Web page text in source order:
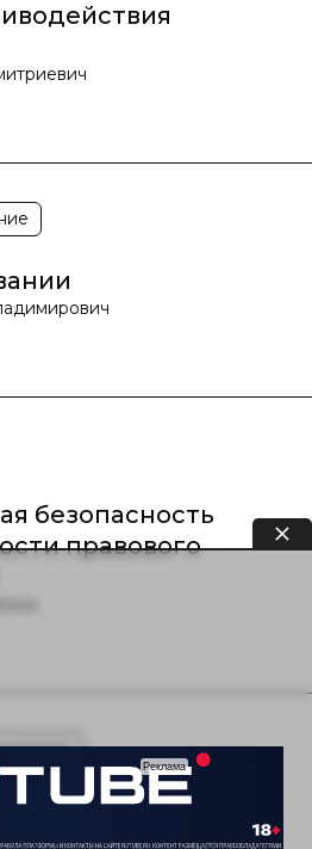
безопасность
правового
информации в
организациях